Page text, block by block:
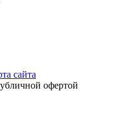
сайта
офертой